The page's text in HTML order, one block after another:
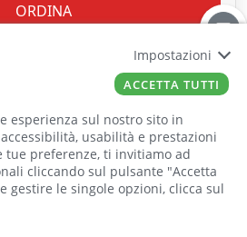
e il magazzino
dall'8 al 25 Agosto
ORDINA
esperienza sul nostro sito in
usabilità e prestazioni
tue preferenze, ti invitiamo ad
cliccando sul pulsante "Accetta
gestire le singole opzioni, clicca sul
Impostazioni
ACCETTA TUTTI